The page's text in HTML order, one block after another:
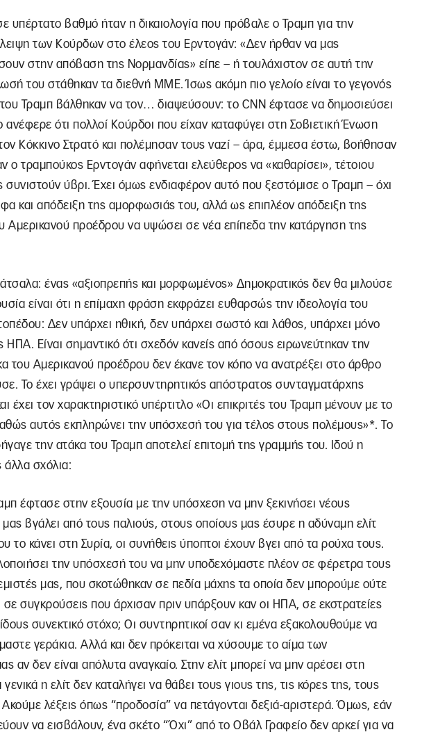
υπέρτατο βαθμό ήταν η δικαιολογία που πρόβαλε ο Τραμπ για την
των Κούρδων στο έλεος του Ερντογάν: «Δεν ήρθαν να μας
στην απόβαση της Νορμανδίας» είπε – ή τουλάχιστον σε αυτή την
του στάθηκαν τα διεθνή ΜΜΕ. Ίσως ακόμη πιο γελοίο είναι το γεγονός
του Τραμπ βάλθηκαν να τον… διαψεύσουν: το CNN έφτασε να δημοσιεύσει
ότι πολλοί Κούρδοι που είχαν καταφύγει στη Σοβιετική Ένωση
Κόκκινο Στρατό και πολέμησαν τους ναζί – άρα, έμμεσα έστω, βοήθησαν
ο τραμπούκος Ερντογάν αφήνεται ελεύθερος να «καθαρίσει», τέτοιου
συνιστούν ύβρι. Έχει όμως ενδιαφέρον αυτό που ξεστόμισε ο Τραμπ – όχι
και απόδειξη της αμορφωσιάς του, αλλά ως επιπλέον απόδειξη της
Αμερικανού προέδρου να υψώσει σε νέα επίπεδα την κατάργηση της
άτσαλα: ένας «αξιοπρεπής και μορφωμένος» Δημοκρατικός δεν θα μιλούσε
είναι ότι η επίμαχη φράση εκφράζει ευθαρσώς την ιδεολογία του
Δεν υπάρχει ηθική, δεν υπάρχει σωστό και λάθος, υπάρχει μόνο
ΗΠΑ. Είναι σημαντικό ότι σχεδόν κανείς από όσους ειρωνεύτηκαν την
του Αμερικανού προέδρου δεν έκανε τον κόπο να ανατρέξει στο άρθρο
Το έχει γράψει ο υπερσυντηρητικός απόστρατος συνταγματάρχης
έχει τον χαρακτηριστικό υπέρτιτλο «Οι επικριτές του Τραμπ μένουν με το
αυτός εκπληρώνει την υπόσχεσή του για τέλος στους πολέμους»*. Το
την ατάκα του Τραμπ αποτελεί επιτομή της γραμμής του. Ιδού η
άλλα σχόλια:
έφτασε στην εξουσία με την υπόσχεση να μην ξεκινήσει νέους
μας βγάλει από τους παλιούς, στους οποίους μας έσυρε η αδύναμη ελίτ
το κάνει στη Συρία, οι συνήθεις ύποπτοι έχουν βγει από τα ρούχα τους.
την υπόσχεσή του να μην υποδεχόμαστε πλέον σε φέρετρα τους
μας, που σκοτώθηκαν σε πεδία μάχης τα οποία δεν μπορούμε ούτε
συγκρούσεις που άρχισαν πριν υπάρξουν καν οι ΗΠΑ, σε εκστρατείες
συνεκτικό στόχο; Οι συντηρητικοί σαν κι εμένα εξακολουθούμε να
γεράκια. Αλλά και δεν πρόκειται να χύσουμε το αίμα των
αν δεν είναι απόλυτα αναγκαίο. Στην ελίτ μπορεί να μην αρέσει στη
η ελίτ δεν καταλήγει να θάβει τους γιους της, τις κόρες της, τους
λέξεις όπως “προδοσία” να πετάγονται δεξιά-αριστερά. Όμως, εάν
να εισβάλουν, ένα σκέτο “Όχι” από το Οβάλ Γραφείο δεν αρκεί για να